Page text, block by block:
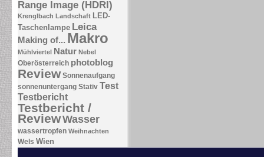
Range Image (HDRI)
Krenglbach Landschaft LED-
Taschenlampe Leica
Making of... Makro
Mühlviertel Natur Nebel
Oberösterreich photoblog
Review Sonnenaufgang
sonnenuntergang Stativ Test
Testbericht
Testbericht /
ReviewWasser
wassertropfen Weihnachten
Wels Wien